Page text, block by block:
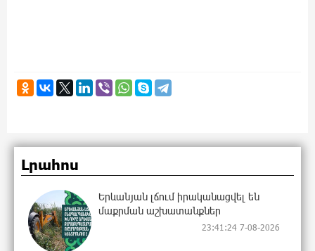
Լրահոս
Երևանյան լճում իրականացվել են
մաքրման աշխատանքներ
23:41:24 7-08-2026